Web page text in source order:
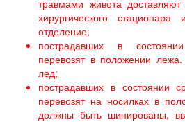
травмами живота
хирургического
отделение;
пострадавших в
перевозят в положении
лед;
пострадавших в состоянии
перевозят на носилках в
должны быть шинированы,